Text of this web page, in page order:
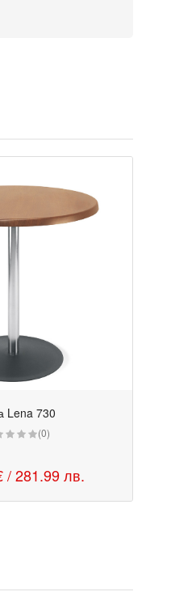
Lena 730
(0)
/ 281.99 лв.